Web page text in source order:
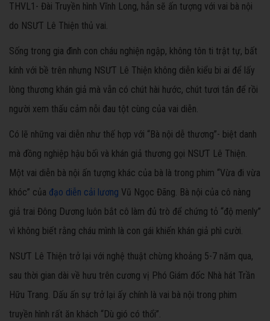
THVL1- Đài Truyền hình Vĩnh Long, hẳn sẽ ấn tượng với vai bà nội
do NSƯT Lê Thiện thủ vai.
Sống trong gia đình con cháu nghiện ngập, không tôn ti trật tự, bất
kính với bề trên nhưng NSƯT Lê Thiện không diễn kiểu bi ai để lấy
lòng thương khán giả mà vẫn có chút hài hước, chút tươi tắn để rồi
người xem thấu cảm nỗi đau tột cùng của vai diễn.
Có lẽ những vai diễn như thế hợp với “Bà nội dễ thương”- biệt danh
mà đồng nghiệp hậu bối và khán giả thương gọi NSƯT Lê Thiện.
Một vai diễn bà nội ấn tượng khác của bà là trong phim “Vừa đi vừa
khóc” của đạo diễn cải lương Vũ Ngọc Đãng. Bà nội của cô nàng
giả trai Đông Dương luôn bắt cô làm đủ trò để chứng tỏ “độ menly”
vì không biết rằng cháu mình là con gái khiến khán giả phì cười.
NSƯT Lê Thiện trở lại với nghệ thuật chừng khoảng 5-7 năm qua,
sau thời gian dài về hưu trên cương vị Phó Giám đốc Nhà hát Trần
Hữu Trang. Dấu ấn sự trở lại ấy chính là vai bà nội trong phim
truyền hình rất ăn khách “Dù gió có thổi”.